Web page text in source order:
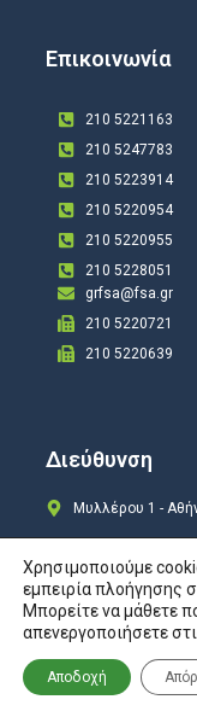
Επικοινωνία
210 5221163
210 5247783
210 5223914
210 5220954
210 5220955
210 5228051
grfsa@fsa.gr
210 5220721
210 5220639
Διεύθυνση
Μυλλέρου 1 -
Copyright © 2024 All
Χρησιμοποιούμε
εμπειρία πλοήγησης
Μπορείτε να μάθετε
απενεργοποιήσετε
Αποδοχή